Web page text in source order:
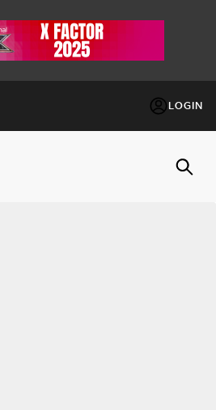
LOGIN
FACTOR